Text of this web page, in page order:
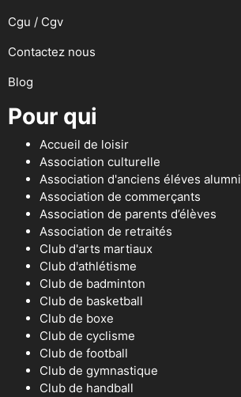
Cgu / Cgv
Contactez nous
Blog
Pour qui
Accueil de loisir
Association culturelle
Association d'anciens éléves alumni
Association de commerçants
Association de parents d’élèves
Association de retraités
Club d'arts martiaux
Club d'athlétisme
Club de badminton
Club de basketball
Club de boxe
Club de cyclisme
Club de football
Club de gymnastique
Club de handball